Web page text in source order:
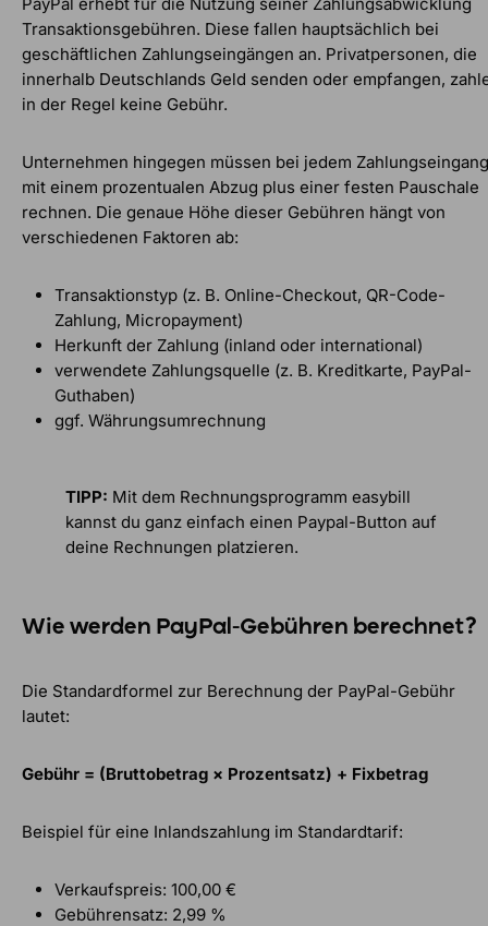
Transaktionsgebühren. Diese fallen hauptsächlich bei
geschäftlichen Zahlungseingängen an. Privatpersonen, die
innerhalb Deutschlands Geld senden oder empfangen,
in der Regel keine Gebühr.
Unternehmen hingegen müssen bei jedem Zahlungseingang
mit einem prozentualen Abzug plus einer festen Pauschale
rechnen. Die genaue Höhe dieser Gebühren hängt von
verschiedenen Faktoren ab:
Transaktionstyp (z. B. Online-Checkout, QR-Code-
Zahlung, Micropayment)
Herkunft der Zahlung (inland oder international)
verwendete Zahlungsquelle (z. B. Kreditkarte, PayPal-
Guthaben)
ggf. Währungsumrechnung
TIPP: Mit dem Rechnungsprogramm easybill
kannst du ganz einfach einen Paypal-Button auf
deine Rechnungen platzieren.
Wie werden PayPal-Gebühren berechnet?
Die Standardformel zur Berechnung der PayPal-Gebühr
lautet:
Gebühr = (Bruttobetrag × Prozentsatz) + Fixbetrag
Beispiel für eine Inlandszahlung im Standardtarif:
Verkaufspreis: 100,00 €
Gebührensatz: 2,99 %